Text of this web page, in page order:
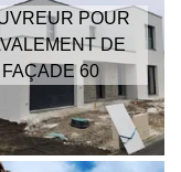
POUR
DE
FAÇADE 60